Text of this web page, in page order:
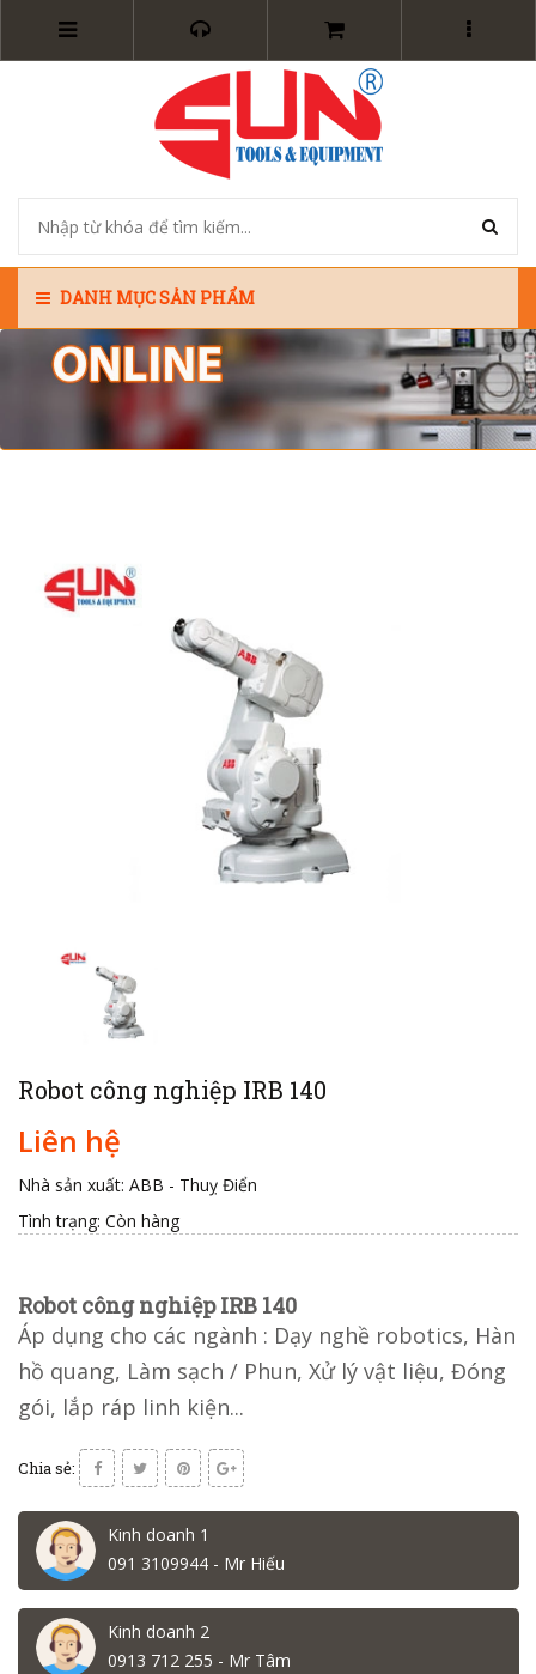
DANH MỤC SẢN PHẨM
Robot công nghiệp IRB 140
Liên hệ
Nhà sản xuất: ABB - Thuỵ Điển
Tình trạng: Còn hàng
Robot công nghiệp IRB 140
Áp dụng cho các ngành : Dạy nghề robotics, Hàn
hồ quang, Làm sạch / Phun, Xử lý vật liệu, Đóng
gói, lắp ráp linh kiện...
Chia sẻ:
Kinh doanh 1
091 3109944 - Mr Hiếu
Kinh doanh 2
0913 712 255 - Mr Tâm